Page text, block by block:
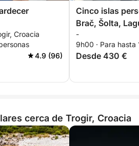
Croacia
4.9 (96)
Cinco islas
Brač, Šolta,
-
9h00 · Para hasta
Desde 430 €
cerca de Trogir, Croacia